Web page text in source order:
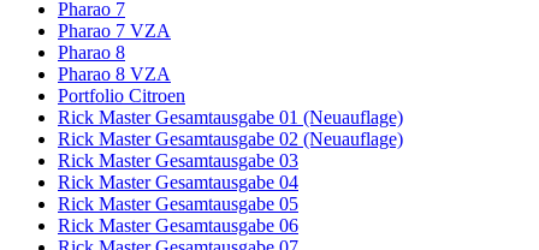
Pharao 7
Pharao 7 VZA
Pharao 8
Pharao 8 VZA
Portfolio Citroen
Rick Master Gesamtausgabe 01 (Neuauflage)
Rick Master Gesamtausgabe 02 (Neuauflage)
Rick Master Gesamtausgabe 03
Rick Master Gesamtausgabe 04
Rick Master Gesamtausgabe 05
Rick Master Gesamtausgabe 06